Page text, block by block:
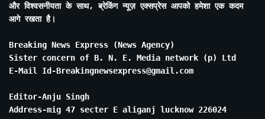
और विश्वसनीयता के साथ, ब्रेकिंग न्यूज़ एक्सप्रेस आपको हमेशा एक कदम
आगे रखता है।
Breaking News Express (News Agency)
Sister concern of B. N. E. Media network (p) Ltd
E-Mail Id-Breakingnewsexpress@gmail.com
Editor-Anju Singh
Address-mig 47 secter E aliganj lucknow 226024